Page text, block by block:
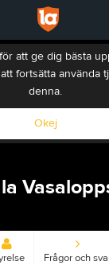
att ge dig bästa
fortsätta använda
denna.
Okej
Frågor och